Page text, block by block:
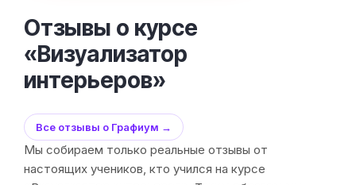
Отзывы о курсе
«Визуализатор
интерьеров»
Все отзывы о Графиум →
Мы собираем только реальные отзывы от
настоящих учеников, кто учился на курсе